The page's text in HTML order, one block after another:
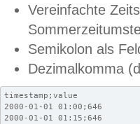
Vereinfachte
Semikolon als
Dezimalkomma
timestamp;value
2000-01-01 01:00;646
2000-01-01 01:15;646